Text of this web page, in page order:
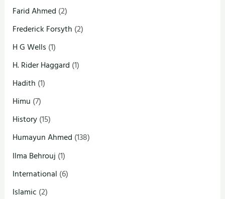
Farid Ahmed (2)
Frederick Forsyth (2)
H G Wells (1)
H. Rider Haggard (1)
Hadith (1)
Himu (7)
History(15)
Humayun Ahmed (138)
Ilma Behrouj (1)
International (6)
Islamic (2)